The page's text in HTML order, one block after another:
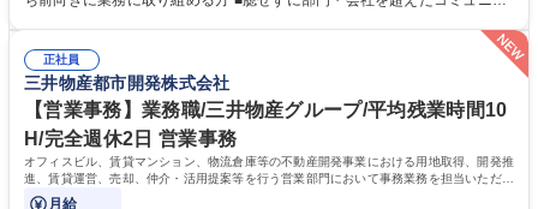
務人事】経験者歓迎！/阪急阪神HDグループ/年休124日
る当社で組織の次代を担うネクスト人材として長期的に成長したい方 ■周
囲のメンバーと協調しつつ主体性を持って能動的に業務を推進できる方 学
歴・資格 学歴：大学院 大学 高専 短大 専修学校 高校 語学力： 資格：
正社員
三井物産都市開発株式会社
【営業事務】業務職/三井物産グループ/平均残業時間10
H/完全週休2日 営業事務
オフィスビル、賃貸マンション、物流倉庫等の不動産開発事業における用地取得、開発推
進、賃貸運営、売却、仲介・活用提案等を行う営業部門において事務業務を担当いただき
ます。
月給